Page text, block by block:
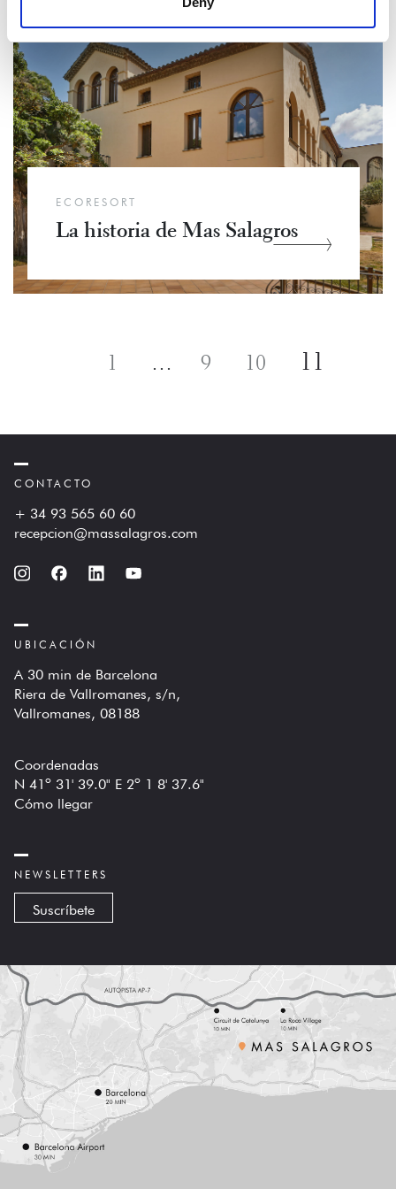
ECORESORT
La historia de Mas Salagros
1 … 9 10 11
CONTACTO
+ 34 93 565 60 60
recepcion@massalagros.com
UBICACIÓN
A 30 min de Barcelona
Riera de Vallromanes, s/n,
Vallromanes, 08188
Coordenadas
N 41º 31' 39.0" E 2º 1 8' 37.6"
Cómo llegar
NEWSLETTERS
Suscríbete